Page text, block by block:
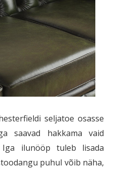
seljatoe osasse
saavad hakkama vaid
Iga ilunööp tuleb lisada
puhul võib näha,